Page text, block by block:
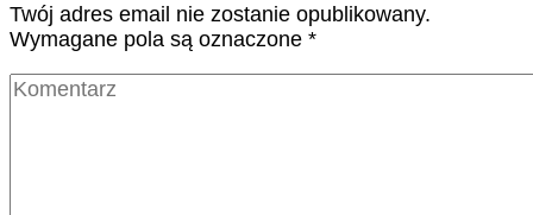
Twój adres email nie zostanie opublikowany.
Wymagane pola są oznaczone *